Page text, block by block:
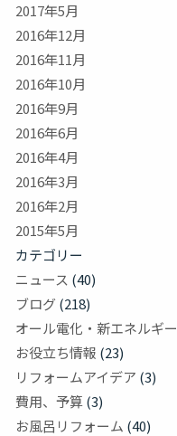
2017年5月
2016年12月
2016年11月
2016年10月
2016年9月
2016年6月
2016年4月
2016年3月
2016年2月
2015年5月
カテゴリー
ニュース (40)
ブログ(218)
オール電化・新エネルギー
お役立ち情報 (23)
リフォームアイデア (3)
費用、予算(3)
お風呂リフォーム (40)